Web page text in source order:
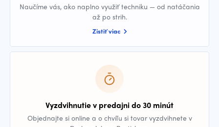
Naučíme vás, ako naplno využiť techniku — od natáčania
až po strih.
Zistiť viac
Vyzdvihnutie v predajni do 30 minút
Objednajte si online a o chvíľu si tovar vyzdvihnete v